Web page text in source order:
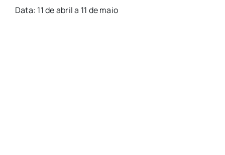
Data: 11 de abril a 11 de maio